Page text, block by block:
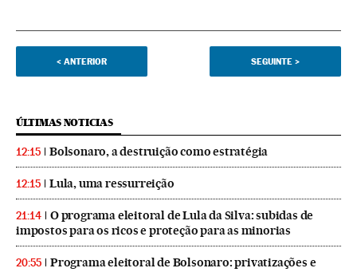
< ANTERIOR SEGUINTE >
ÚLTIMAS NOTICIAS
12:15 Bolsonaro, a destruição como estratégia
12:15 Lula, uma ressurreição
21:14
O programa eleitoral de Lula da Silva: subidas de
impostos para os ricos e proteção para as minorias
20:55
Programa eleitoral de Bolsonaro: privatizações e